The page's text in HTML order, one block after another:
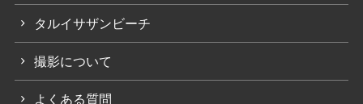
タルイサザンビーチ
撮影について
よくある質問